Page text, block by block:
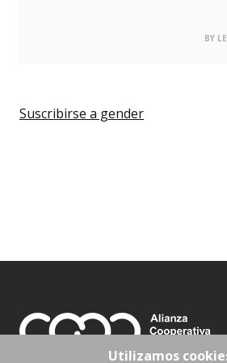
BY
Suscribirse a gender
Utilizamos